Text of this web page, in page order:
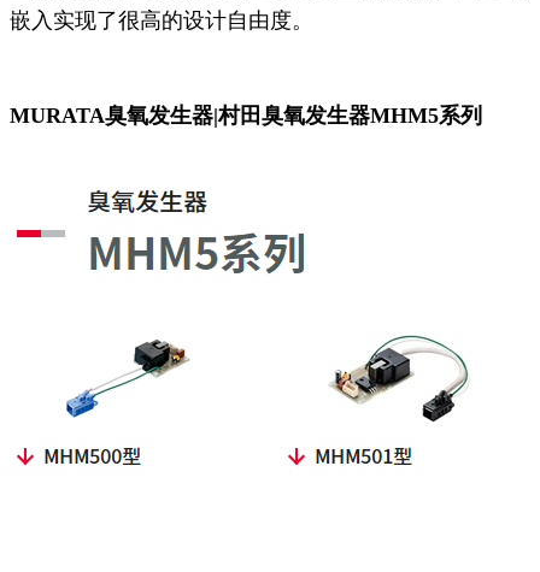
嵌入实现了很高的设计自由度。
MURATA臭氧发生器|村田臭氧发生器MHM5系列